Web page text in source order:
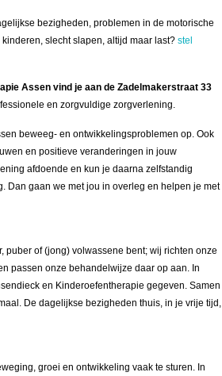
bezigheden, problemen in de motorische
slecht slapen, altijd maar last? stel
Assen vind je aan de Zadelmakerstraat 33
en zorgvuldige zorgverlening.
beweeg- en ontwikkelingsproblemen op. Ook
en positieve veranderingen in jouw
afdoende en kun je daarna zelfstandig
Dan gaan we met jou in overleg en helpen je met
puber of (jong) volwassene bent; wij richten onze
passen onze behandelwijze daar op aan. In
en Kinderoefentherapie gegeven. Samen
De dagelijkse bezigheden thuis, in je vrije tijd,
groei en ontwikkeling vaak te sturen. In